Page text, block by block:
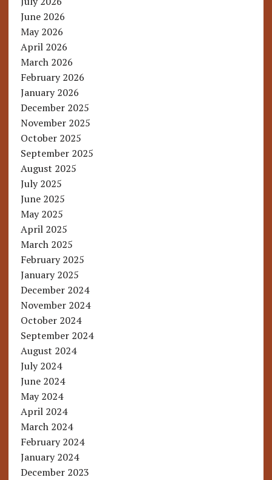
June 2026
May 2026
April 2026
March 2026
February 2026
January 2026
December 2025
November 2025
October 2025
September 2025
August 2025
July 2025
June 2025
May 2025
April 2025
March 2025
February 2025
January 2025
December 2024
November 2024
October 2024
September 2024
August 2024
July 2024
June 2024
May 2024
April 2024
March 2024
February 2024
January 2024
December 2023